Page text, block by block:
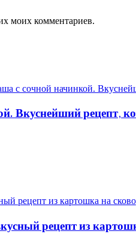
моих комментариев.
Вкуснейший рецепт,
рецепт из